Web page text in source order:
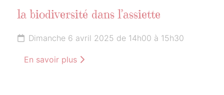
la biodiversité dans l’assiette
Dimanche 6 avril 2025 de 14h00 à 15h30
En savoir plus